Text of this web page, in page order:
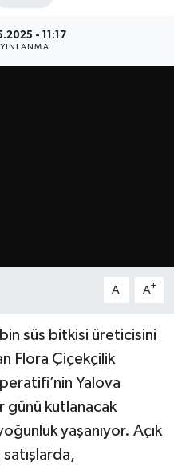
- 11:17
A- A+
süs bitkisi üreticisini
Flora Çiçekçilik
Yalova
günü kutlanacak
yaşanıyor. Açık